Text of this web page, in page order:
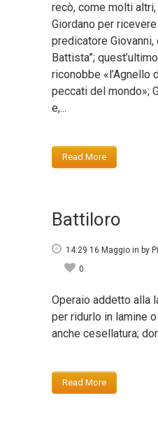
recò, come molti
Giordano per
predicatore Giovanni,
Battista”;
riconobbe «l’Agnello
peccati del mondo»;
e,...
Read More
Battiloro
14:29 16 Maggio in by
0
Operaio addetto alla
per ridurlo in lamine
anche cesellatura;
Read More